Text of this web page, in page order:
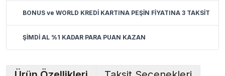
BONUS ve WORLD KREDİ KARTINA PEŞİN FİYATINA 3 TAKSİT
ŞİMDİ AL %1 KADAR PARA PUAN KAZAN